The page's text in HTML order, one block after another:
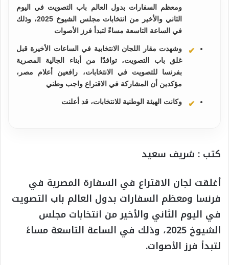
ومعظم السفارات بدول العالم باب التصويت في اليوم
الثاني والأخير من انتخابات مجلس الشيوخ 2025، وذلك
في الساعة التاسعة مساءً لتبدأ فرز الأصوات
وشهدت مقار اللجان الانتخابية في الساعات الأخيرة قبل
غلق باب التصويت، توافدًا من أبناء الجالية المصرية
بفرنسا للتصويت في الانتخابات، رافعين أعلام مصر،
مؤكدين أن المشاركة في الاقتراع واجب وطني
وكانت الهيئة الوطنية للانتخابات، قد أعلنت
كتب : شريف سعيد
أغلقت لجان الاقتراع في السفارة المصرية في
فرنسا ومعظم السفارات بدول العالم باب التصويت
في اليوم الثاني والأخير من انتخابات مجلس
الشيوخ 2025، وذلك في الساعة التاسعة مساءً
لتبدأ فرز الأصوات.